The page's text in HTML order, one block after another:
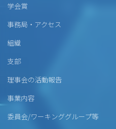
学会賞
事務局・アクセス
組織
支部
理事会の活動報告
事業内容
委員会/ワーキンググループ等